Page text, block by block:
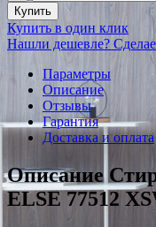
Купить
Купить в один клик
Нашли дешевле?
Параметры
Описание
Отзывы
Гарантия
Доставка и оплата
Описание
ELSE 77512